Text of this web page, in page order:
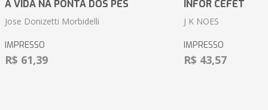
A VIDA NA PONTA DOS PÉS
Jose Donizetti Morbidelli
IMPRESSO
R$ 61,39
INFOR CEFET
J K NOES
IMPRESSO
R$ 43,57